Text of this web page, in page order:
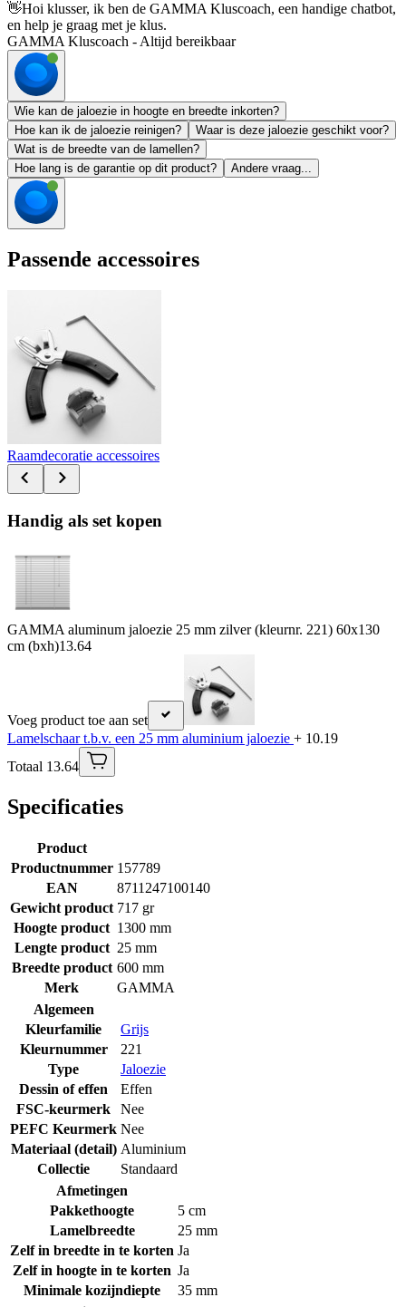
👋Hoi klusser, ik ben de GAMMA Kluscoach, een handige chatbot,
en help je graag met je klus.
GAMMA Kluscoach - Altijd bereikbaar
Wie kan de jaloezie in hoogte en breedte inkorten?
Hoe kan ik de jaloezie reinigen?
Waar is deze jaloezie geschikt voor?
Wat is de breedte van de lamellen?
Hoe lang is de garantie op dit product?
Andere vraag...
Passende accessoires
Raamdecoratie accessoires
Handig als set kopen
GAMMA aluminum jaloezie 25 mm zilver (kleurnr. 221) 60x130
cm (bxh)13.64
Voeg product toe aan set
Lamelschaar t.b.v. een 25 mm aluminium jaloezie + 10.19
Totaal 13.64
Specificaties
Product
Productnummer 157789
EAN
8711247100140
Gewicht product 717 gr
Hoogte product 1300 mm
Lengte product 25 mm
Breedte product 600 mm
Merk
GAMMA
Algemeen
Kleurfamilie
Grijs
Kleurnummer
221
Type
Jaloezie
Dessin of effen
Effen
FSC-keurmerk
Nee
PEFC Keurmerk Nee
Materiaal (detail) Aluminium
Collectie
Standaard
Afmetingen
Pakkethoogte
5 cm
Lamelbreedte
25 mm
Zelf in breedte in te korten Ja
Zelf in hoogte in te korten Ja
Minimale kozijndiepte
35 mm